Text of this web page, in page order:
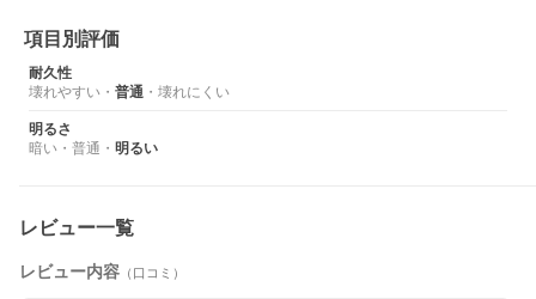
項目別評価
耐久性
壊れやすい ・ 普通 ・ 壊れにくい
明るさ
暗い ・ 普通 ・ 明るい
レビュー一覧
レビュー内容 （口コミ）